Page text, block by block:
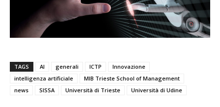
TAGS AI generali ICTP
Innovazione
intelligenza artificiale
MIB Trieste School of Management
news
SISSA Università di Trieste Università di Udine